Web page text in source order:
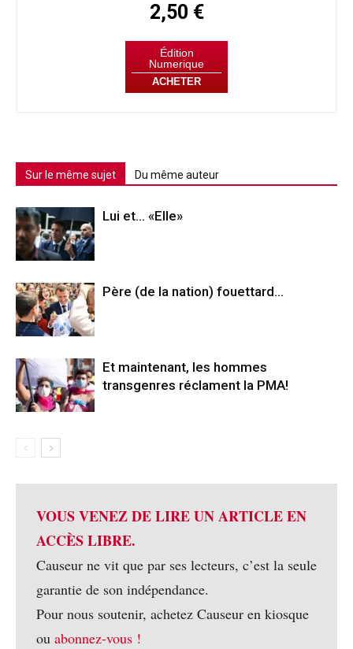
2,50 €
Édition
Numerique
ACHETER
Sur le même sujet Du même auteur
Lui et… «Elle»
Père (de la nation) fouettard…
Et maintenant, les hommes
transgenres réclament la PMA!
VOUS VENEZ DE LIRE UN ARTICLE EN
ACCÈS LIBRE.
Causeur ne vit que par ses lecteurs, c’est la seule
garantie de son indépendance.
Pour nous soutenir, achetez Causeur en kiosque
ou abonnez-vous !